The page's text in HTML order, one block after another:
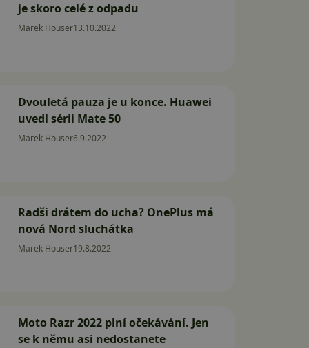
je skoro celé z odpadu
Marek Houser13.10.2022
Dvouletá pauza je u konce. Huawei
uvedl sérii Mate 50
Marek Houser6.9.2022
Radši drátem do ucha? OnePlus má
nová Nord sluchátka
Marek Houser19.8.2022
Moto Razr 2022 plní očekávání. Jen
se k němu asi nedostanete